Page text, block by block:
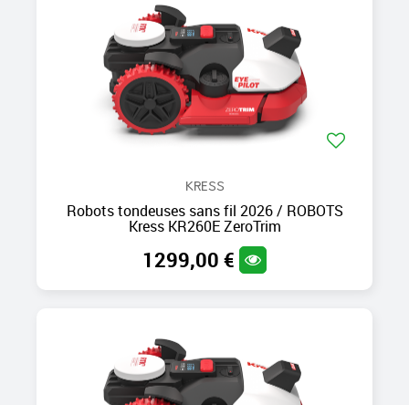
KRESS
Robots tondeuses sans fil 2026 / ROBOTS
Kress KR260E ZeroTrim
1299,00 €